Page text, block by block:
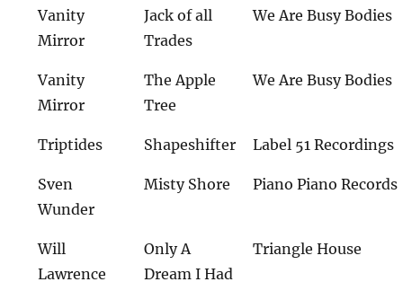
Vanity
Mirror
Jack of all
Trades
We Are Busy Bodies
Vanity
Mirror
The Apple
Tree
We Are Busy Bodies
Triptides Shapeshifter Label 51 Recordings
Sven
Wunder
Misty Shore Piano Piano Records
Will
Lawrence
Only A
Dream I Had
Triangle House